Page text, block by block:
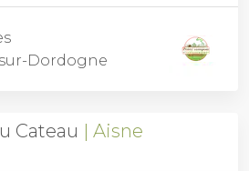
Dordogne
Cateau
Aisne